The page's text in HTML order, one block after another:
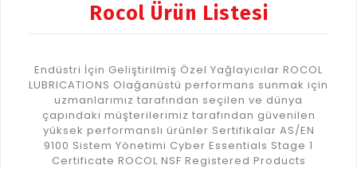
Rocol Ürün Listesi
Endüstri İçin Geliştirilmiş Özel Yağlayıcılar ROCOL
LUBRICATIONS Olağanüstü performans sunmak için
uzmanlarımız tarafından seçilen ve dünya
çapındaki müşterilerimiz tarafından güvenilen
yüksek performanslı ürünler Sertifikalar AS/EN
9100 Sistem Yönetimi Cyber Essentials Stage 1
Certificate ROCOL NSF Registered Products